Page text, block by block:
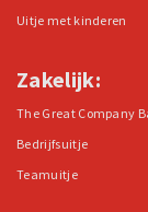
Uitje met kinderen
Zakelijk:
The Great Company
Bedrijfsuitje
Teamuitje